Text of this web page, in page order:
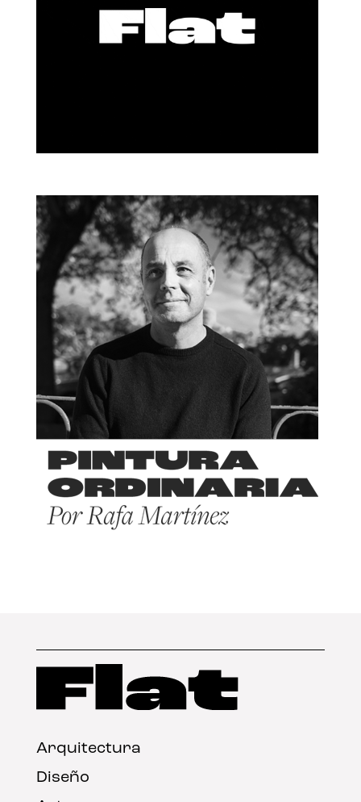
Arquitectura
Diseño